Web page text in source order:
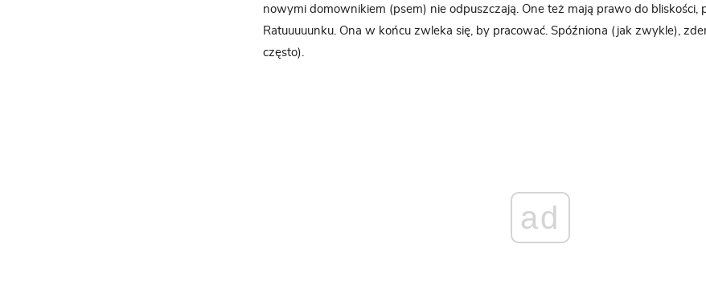
nowymi domownikiem (psem) nie odpuszczają. One też mają prawo do bliskości,
Ratuuuuunku. Ona w końcu zwleka się, by pracować. Spóźniona (jak zwykle),
często).
ad